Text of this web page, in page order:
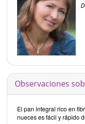
Observaciones
El pan integral rico en
nueces es fácil y rápido